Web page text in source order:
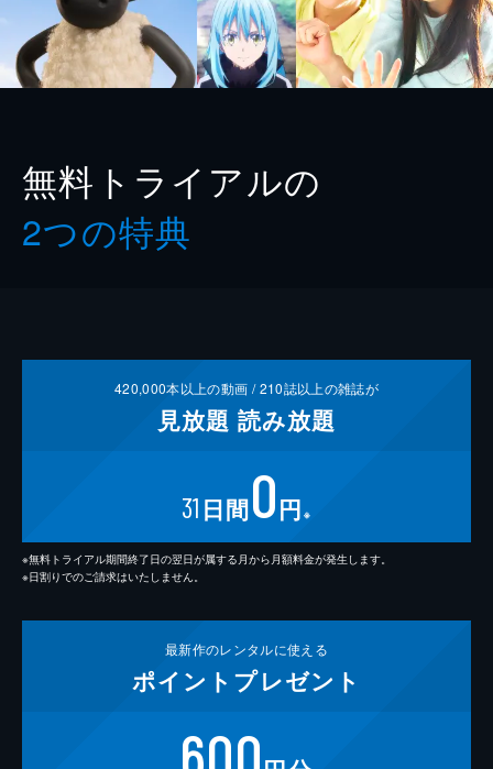
無料トライアルの
2つの特典
420,000本以上の動画 /210誌以上の雑誌が
見放題 読み放題
31 日間0円 ※
※無料トライアル期間終了日の翌日が属する月から月額料金が発生します。
※日割りでのご請求はいたしません。
最新作のレンタルに使える
ポイント プレゼント
600